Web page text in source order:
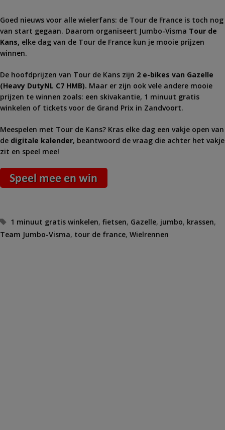
Goed nieuws voor alle wielerfans: de Tour de France is toch nog
van start gegaan. Daarom organiseert Jumbo-Visma Tour de
Kans, elke dag van de Tour de France kun je mooie prijzen
winnen.
De hoofdprijzen van Tour de Kans zijn 2 e-bikes van Gazelle
(Heavy DutyNL C7 HMB). Maar er zijn ook vele andere mooie
prijzen te winnen zoals: een skivakantie, 1 minuut gratis
winkelen of tickets voor de Grand Prix in Zandvoort.
Meespelen met Tour de Kans? Kras elke dag een vakje open van
de digitale kalender, beantwoord de vraag die achter het vakje
zit en speel mee!
Tags
1 minuut gratis winkelen,fietsen, Gazelle, jumbo, krassen,
Team Jumbo-Visma, tour de france, Wielrennen